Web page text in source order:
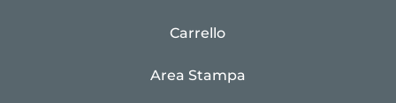
Carrello
Area Stampa